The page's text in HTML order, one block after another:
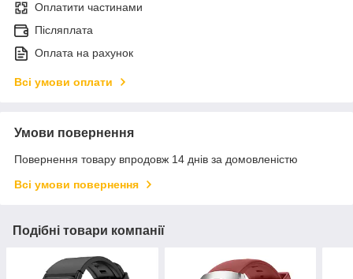
Оплатити частинами
Післяплата
Оплата на рахунок
Всі умови оплати
Умови повернення
Повернення товару впродовж 14 днів за домовленістю
Всі умови повернення
Подібні товари компанії